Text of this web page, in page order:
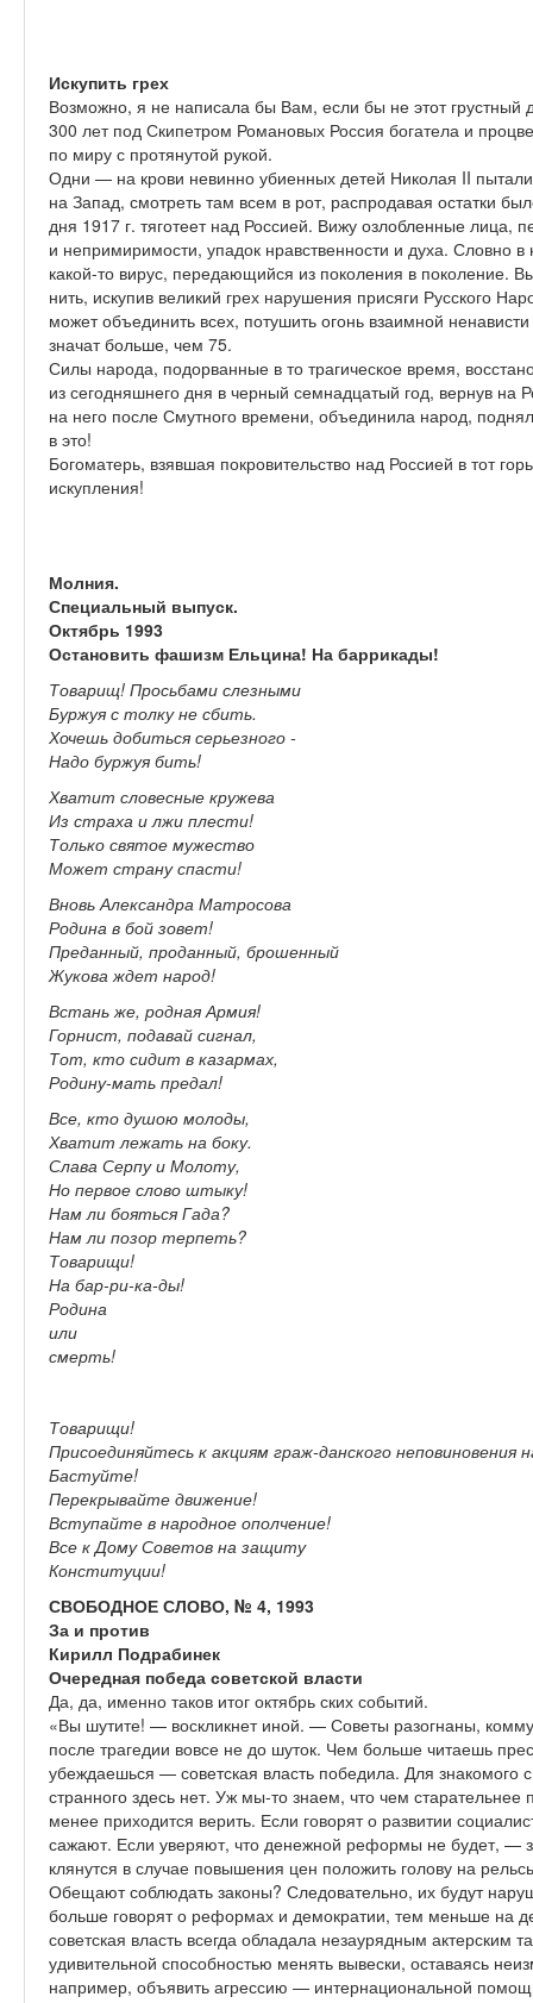
Искупить грех
Возможно, я не написала бы Вам, если бы не этот грустный
300 лет под Скипетром Романовых Россия богатела и
по миру с протянутой рукой.
Одни — на крови невинно убиенных детей Николая II
на Запад, смотреть там всем в рот, распродавая остатки
дня 1917 г. тяготеет над Россией. Вижу озлобленные лица,
и непримиримости, упадок нравственности и духа. Словно
какой-то вирус, передающийся из поколения в поколение.
нить, искупив великий грех нарушения присяги Русского
может объединить всех, потушить огонь взаимной
значат больше, чем 75.
Силы народа, подорванные в то трагическое время,
из сегодняшнего дня в черный семнадцатый год, вернув на
на него после Смутного времени, объединила народ,
в это!
Богоматерь, взявшая покровительство над Россией в тот
искупления!
Молния.
Специальный выпуск.
Октябрь 1993
Остановить фашизм Ельцина! На баррикады!
Товарищ! Просьбами слезными
Буржуя с толку не сбить.
Хочешь добиться серьезного -
Надо буржуя бить!
Хватит словесные кружева
Из страха и лжи плести!
Только святое мужество
Может страну спасти!
Вновь Александра Матросова
Родина в бой зовет!
Преданный, проданный, брошенный
Жукова ждет народ!
Встань же, родная Армия!
Горнист, подавай сигнал,
Тот, кто сидит в казармах,
Родину-мать предал!
Все, кто душою молоды,
Хватит лежать на боку.
Слава Серпу и Молоту,
Но первое слово штыку!
Нам ли бояться Гада?
Нам ли позор терпеть?
Товарищи!
На бар-ри-ка-ды!
Родина
или
смерть!
Товарищи!
Присоединяйтесь к акциям граж-данского
Бастуйте!
Перекрывайте движение!
Вступайте в народное ополчение!
Все к Дому Советов на защиту
Конституции!
СВОБОДНОЕ СЛОВО, № 4, 1993
За и против
Кирилл Подрабинек
Очередная победа советской власти
Да, да, именно таков итог октябрь ских событий.
«Вы шутите! — воскликнет иной. — Советы разогнаны,
после трагедии вовсе не до шуток. Чем больше читаешь
убеждаешься — советская власть победила. Для знакомого
странного здесь нет. Уж мы-то знаем, что чем
менее приходится верить. Если говорят о развитии
сажают. Если уверяют, что денежной реформы не будет, —
клянутся в случае повышения цен положить голову на
Обещают соблюдать законы? Следовательно, их будут
больше говорят о реформах и демократии, тем меньше на
советская власть всегда обладала незаурядным
удивительной способностью менять вывески, оставаясь
например, объявить агрессию — интернациональной